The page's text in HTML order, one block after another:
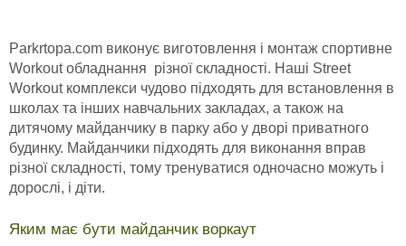
Parkrtopa.com виконує виготовлення і монтаж спортивне
Workout обладнання різної складності. Наші Street
Workout комплекси чудово підходять для встановлення в
школах та інших навчальних закладах, а також на
дитячому майданчику в парку або у дворі приватного
будинку. Майданчики підходять для виконання вправ
різної складності, тому тренуватися одночасно можуть і
дорослі, і діти.
Яким має бути майданчик воркаут